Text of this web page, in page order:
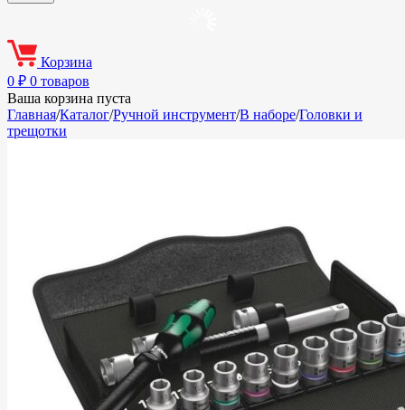
Корзина
0 ₽ 0 товаров
Ваша корзина пуста
Главная/Каталог/Ручной инструмент/В наборе/Головки и
трещотки